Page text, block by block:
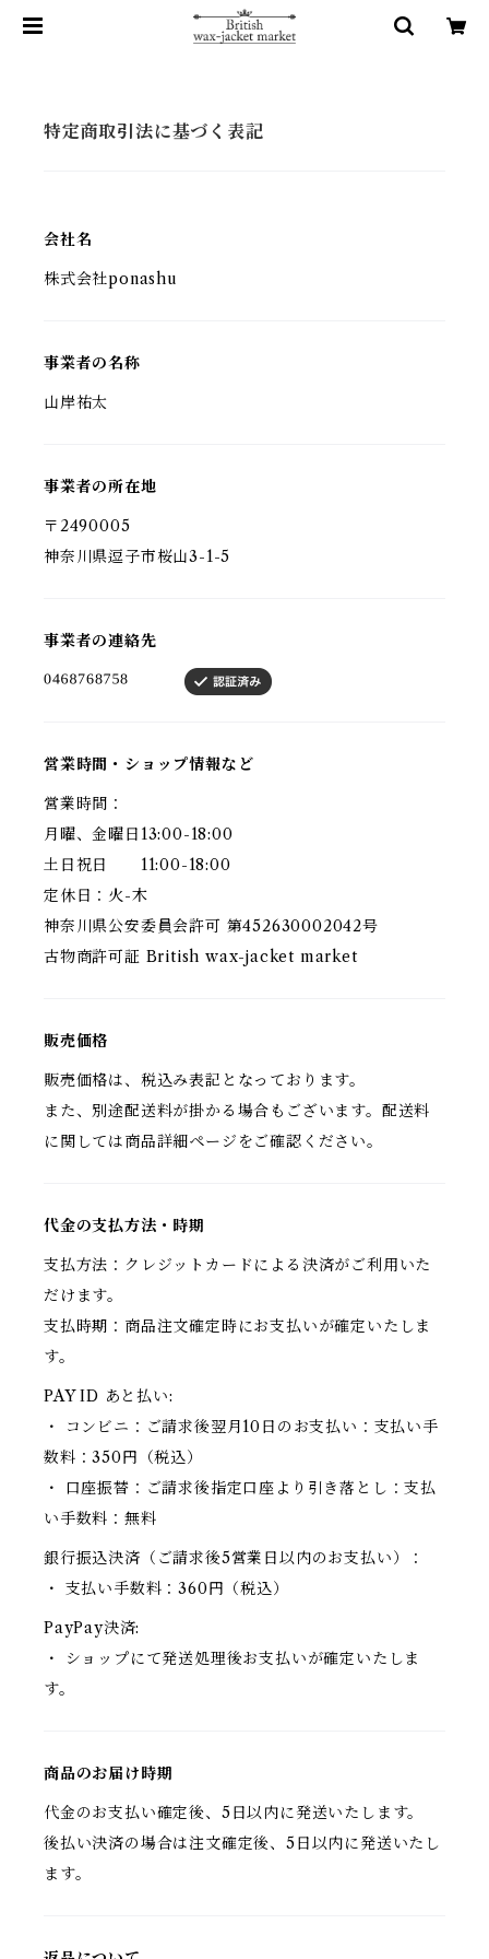
特定商取引法に基づく表記
会社名
株式会社ponashu
事業者の名称
山岸祐太
事業者の所在地
〒2490005
神奈川県逗子市桜山3-1-5
事業者の連絡先
営業時間・ショップ情報など
営業時間：
月曜、金曜日13:00-18:00
土日祝日 11:00-18:00
定休日：火-木
神奈川県公安委員会許可 第452630002042号
古物商許可証 British wax-jacket market
販売価格
販売価格は、税込み表記となっております。
また、別途配送料が掛かる場合もございます。配送料
に関しては商品詳細ページをご確認ください。
代金の支払方法・時期
支払方法：クレジットカードによる決済がご利用いた
だけます。
支払時期：商品注文確定時にお支払いが確定いたしま
す。
PAY ID あと払い:
・ コンビニ：ご請求後翌月10日のお支払い：支払い手
数料：350円（税込）
・ 口座振替：ご請求後指定口座より引き落とし：支払
い手数料：無料
銀行振込決済（ご請求後5営業日以内のお支払い）：
・ 支払い手数料：360円（税込）
PayPay決済:
・ ショップにて発送処理後お支払いが確定いたしま
す。
商品のお届け時期
代金のお支払い確定後、5日以内に発送いたします。
後払い決済の場合は注文確定後、5日以内に発送いたし
ます。